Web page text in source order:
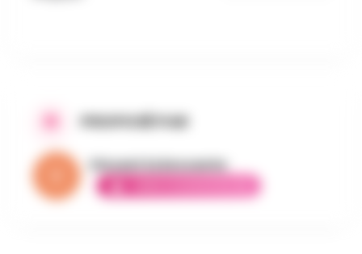
PROPOSÉ PAR
Vincent la brocante